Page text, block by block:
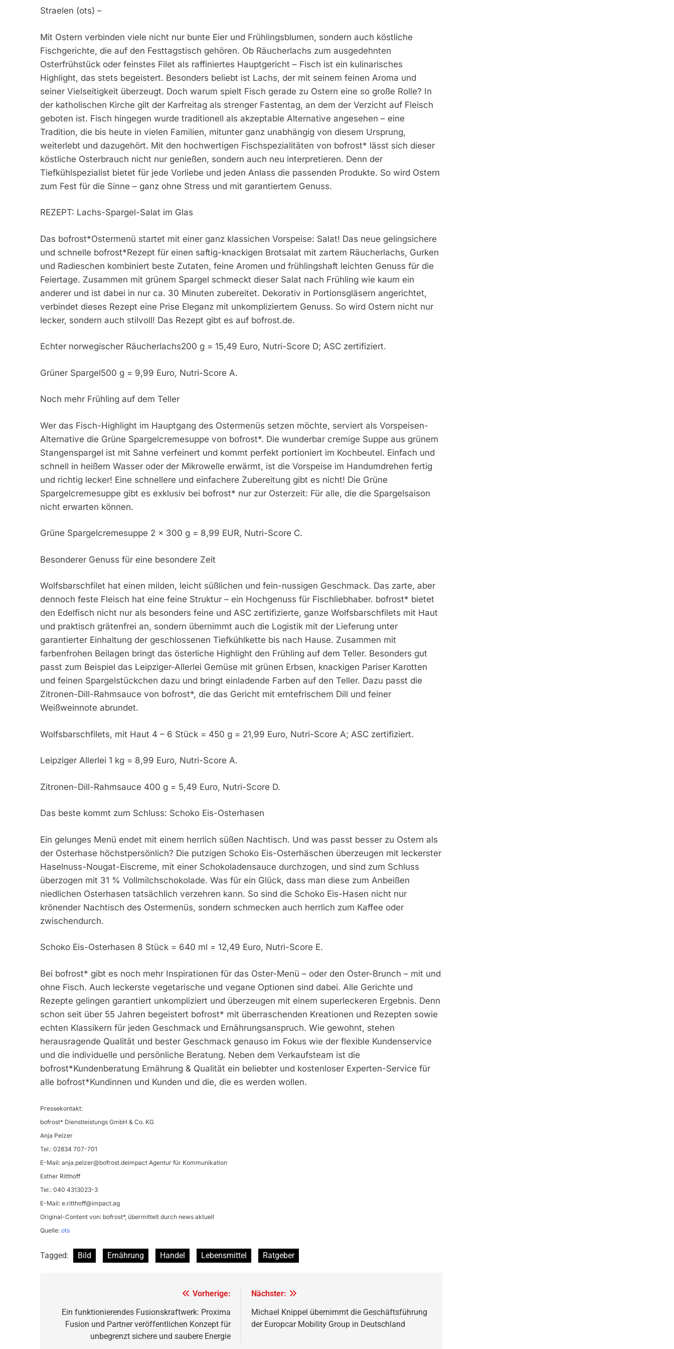
Straelen (ots) –
Mit Ostern verbinden viele nicht nur bunte Eier und Frühlingsblumen, sondern auch köstliche
Fischgerichte, die auf den Festtagstisch gehören. Ob Räucherlachs zum ausgedehnten
Osterfrühstück oder feinstes Filet als raffiniertes Hauptgericht – Fisch ist ein kulinarisches
Highlight, das stets begeistert. Besonders beliebt ist Lachs, der mit seinem feinen Aroma und
seiner Vielseitigkeit überzeugt. Doch warum spielt Fisch gerade zu Ostern eine so große Rolle? In
der katholischen Kirche gilt der Karfreitag als strenger Fastentag, an dem der Verzicht auf Fleisch
geboten ist. Fisch hingegen wurde traditionell als akzeptable Alternative angesehen – eine
Tradition, die bis heute in vielen Familien, mitunter ganz unabhängig von diesem Ursprung,
weiterlebt und dazugehört. Mit den hochwertigen Fischspezialitäten von bofrost* lässt sich dieser
köstliche Osterbrauch nicht nur genießen, sondern auch neu interpretieren. Denn der
Tiefkühlspezialist bietet für jede Vorliebe und jeden Anlass die passenden Produkte. So wird Ostern
zum Fest für die Sinne – ganz ohne Stress und mit garantiertem Genuss.
REZEPT: Lachs-Spargel-Salat im Glas
Das bofrost*Ostermenü startet mit einer ganz klassichen Vorspeise: Salat! Das neue gelingsichere
und schnelle bofrost*Rezept für einen saftig-knackigen Brotsalat mit zartem Räucherlachs, Gurken
und Radieschen kombiniert beste Zutaten, feine Aromen und frühlingshaft leichten Genuss für die
Feiertage. Zusammen mit grünem Spargel schmeckt dieser Salat nach Frühling wie kaum ein
anderer und ist dabei in nur ca. 30 Minuten zubereitet. Dekorativ in Portionsgläsern angerichtet,
verbindet dieses Rezept eine Prise Eleganz mit unkompliziertem Genuss. So wird Ostern nicht nur
lecker, sondern auch stilvoll! Das Rezept gibt es auf bofrost.de.
Echter norwegischer Räucherlachs200 g = 15,49 Euro, Nutri-Score D; ASC zertifiziert.
Grüner Spargel500 g = 9,99 Euro, Nutri-Score A.
Noch mehr Frühling auf dem Teller
Wer das Fisch-Highlight im Hauptgang des Ostermenüs setzen möchte, serviert als Vorspeisen-
Alternative die Grüne Spargelcremesuppe von bofrost*. Die wunderbar cremige Suppe aus grünem
Stangenspargel ist mit Sahne verfeinert und kommt perfekt portioniert im Kochbeutel. Einfach und
schnell in heißem Wasser oder der Mikrowelle erwärmt, ist die Vorspeise im Handumdrehen fertig
und richtig lecker! Eine schnellere und einfachere Zubereitung gibt es nicht! Die Grüne
Spargelcremesuppe gibt es exklusiv bei bofrost* nur zur Osterzeit: Für alle, die die Spargelsaison
nicht erwarten können.
Grüne Spargelcremesuppe 2 x 300 g = 8,99 EUR, Nutri-Score C.
Besonderer Genuss für eine besondere Zeit
Wolfsbarschfilet hat einen milden, leicht süßlichen und fein-nussigen Geschmack. Das zarte, aber
dennoch feste Fleisch hat eine feine Struktur – ein Hochgenuss für Fischliebhaber. bofrost* bietet
den Edelfisch nicht nur als besonders feine und ASC zertifizierte, ganze Wolfsbarschfilets mit Haut
und praktisch grätenfrei an, sondern übernimmt auch die Logistik mit der Lieferung unter
garantierter Einhaltung der geschlossenen Tiefkühlkette bis nach Hause. Zusammen mit
farbenfrohen Beilagen bringt das österliche Highlight den Frühling auf dem Teller. Besonders gut
passt zum Beispiel das Leipziger-Allerlei Gemüse mit grünen Erbsen, knackigen Pariser Karotten
und feinen Spargelstückchen dazu und bringt einladende Farben auf den Teller. Dazu passt die
Zitronen-Dill-Rahmsauce von bofrost*, die das Gericht mit erntefrischem Dill und feiner
Weißweinnote abrundet.
Wolfsbarschfilets, mit Haut 4 – 6 Stück = 450 g = 21,99 Euro, Nutri-Score A; ASC zertifiziert.
Leipziger Allerlei 1 kg = 8,99 Euro, Nutri-Score A.
Zitronen-Dill-Rahmsauce 400 g = 5,49 Euro, Nutri-Score D.
Das beste kommt zum Schluss: Schoko Eis-Osterhasen
Ein gelunges Menü endet mit einem herrlich süßen Nachtisch. Und was passt besser zu Ostern als
der Osterhase höchstpersönlich? Die putzigen Schoko Eis-Osterhäschen überzeugen mit leckerster
Haselnuss-Nougat-Eiscreme, mit einer Schokoladensauce durchzogen, und sind zum Schluss
überzogen mit 31 % Vollmilchschokolade. Was für ein Glück, dass man diese zum Anbeißen
niedlichen Osterhasen tatsächlich verzehren kann. So sind die Schoko Eis-Hasen nicht nur
krönender Nachtisch des Ostermenüs, sondern schmecken auch herrlich zum Kaffee oder
zwischendurch.
Schoko Eis-Osterhasen 8 Stück = 640 ml = 12,49 Euro, Nutri-Score E.
Bei bofrost* gibt es noch mehr Inspirationen für das Oster-Menü – oder den Oster-Brunch – mit und
ohne Fisch. Auch leckerste vegetarische und vegane Optionen sind dabei. Alle Gerichte und
Rezepte gelingen garantiert unkompliziert und überzeugen mit einem superleckeren Ergebnis. Denn
schon seit über 55 Jahren begeistert bofrost* mit überraschenden Kreationen und Rezepten sowie
echten Klassikern für jeden Geschmack und Ernährungsanspruch. Wie gewohnt, stehen
herausragende Qualität und bester Geschmack genauso im Fokus wie der flexible Kundenservice
und die individuelle und persönliche Beratung. Neben dem Verkaufsteam ist die
bofrost*Kundenberatung Ernährung & Qualität ein beliebter und kostenloser Experten-Service für
alle bofrost*Kundinnen und Kunden und die, die es werden wollen.
Pressekontakt:
bofrost* Dienstleistungs GmbH & Co. KG
Anja Pelzer
Tel.: 02834 707-701
E-Mail: anja.pelzer@bofrost.deimpactAgentur für Kommunikation
Esther Ritthoff
Tel.: 040 4313023-3
E-Mail: e.ritthoff@impact.ag
Original-Content von: bofrost*, übermittelt durch news aktuell
Quelle: ots
Tagged: Bild Ernährung Handel Lebensmittel Ratgeber
Vorherige:
Ein funktionierendes Fusionskraftwerk: Proxima
Fusion und Partner veröffentlichen Konzept für
unbegrenzt sichere und saubere Energie
Nächster:
Michael Knippel übernimmt die Geschäftsführung
der Europcar Mobility Group in Deutschland